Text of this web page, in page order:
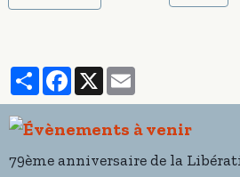
PartagerFacebook
X
79ème anniversaire de la